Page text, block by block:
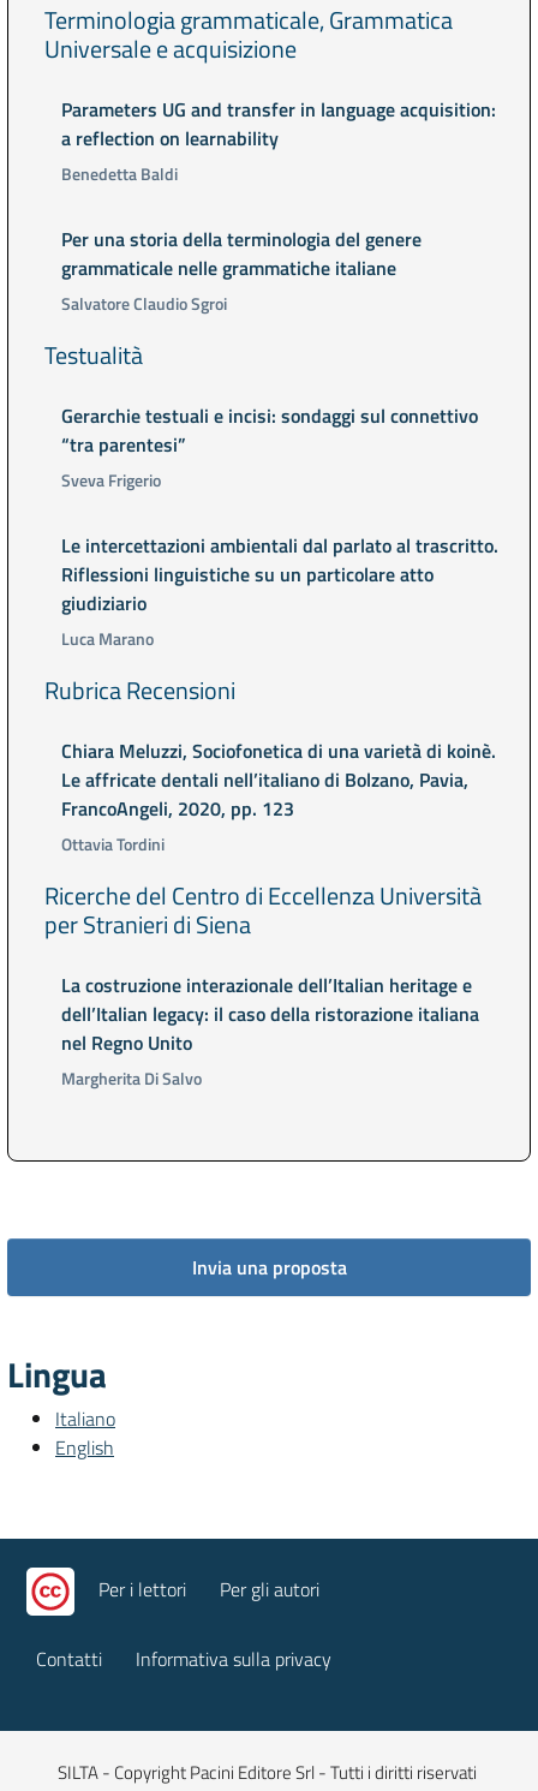
Terminologia grammaticale, Grammatica
Universale e acquisizione
Parameters UG and transfer in language acquisition:
a reflection on learnability
Benedetta Baldi
Per una storia della terminologia del genere
grammaticale nelle grammatiche italiane
Salvatore Claudio Sgroi
Testualità
Gerarchie testuali e incisi: sondaggi sul connettivo
“tra parentesi”
Sveva Frigerio
Le intercettazioni ambientali dal parlato al trascritto.
Riflessioni linguistiche su un particolare atto
giudiziario
Luca Marano
Rubrica Recensioni
Chiara Meluzzi, Sociofonetica di una varietà di koinè.
Le affricate dentali nell’italiano di Bolzano, Pavia,
FrancoAngeli, 2020, pp. 123
Ottavia Tordini
Ricerche del Centro di Eccellenza Università
per Stranieri di Siena
La costruzione interazionale dell’Italian heritage e
dell’Italian legacy: il caso della ristorazione italiana
nel Regno Unito
Margherita Di Salvo
Invia una proposta
Lingua
Italiano
English
Per i lettori Per gli autori
Contatti Informativa sulla privacy
SILTA - Copyright Pacini Editore Srl - Tutti i diritti riservati